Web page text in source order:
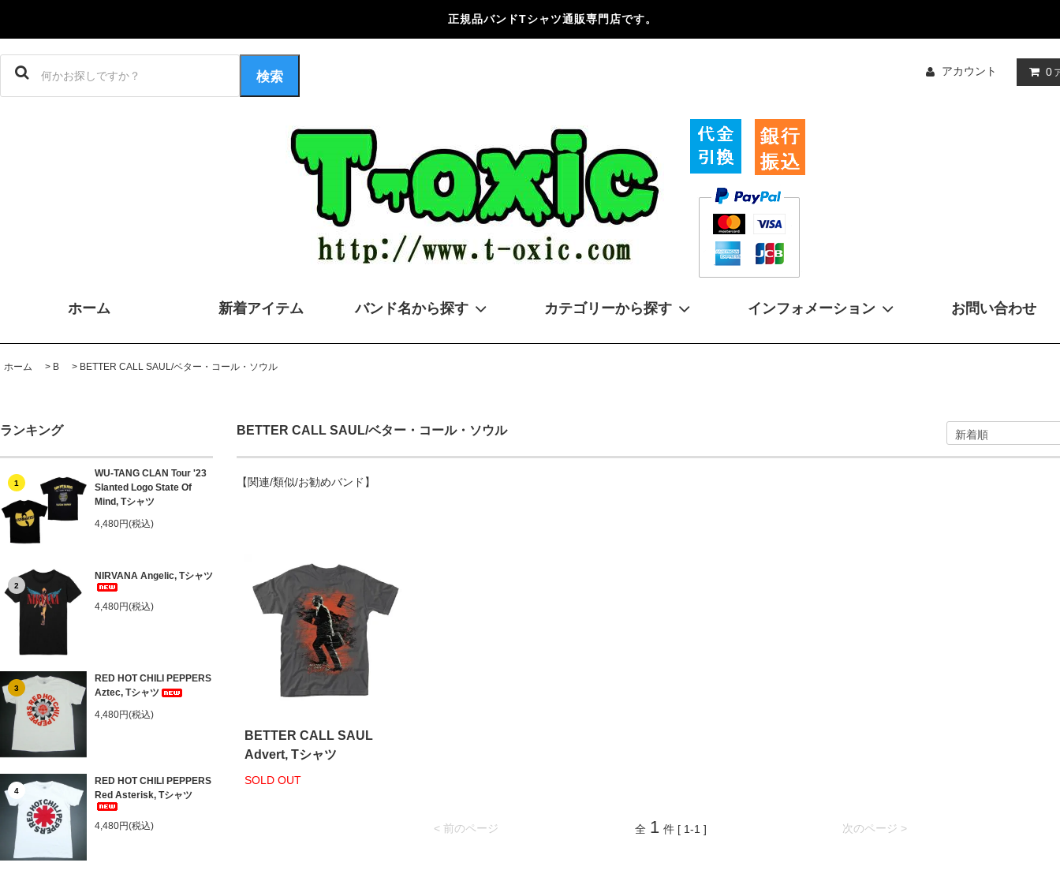
正規品バンドTシャツ通販専門店です。
検索 アカウント 0
ホーム 新着アイテム バンド名から探す カテゴリーから探す インフォメーション お問い合わせ
ホーム > B > BETTER CALL SAUL/ベター・コール・ソウル
ランキング
1
WU-TANG CLAN Tour '23
Slanted Logo State Of
Mind, Tシャツ
4,480円(税込)
2
NIRVANA Angelic, Tシャツ
4,480円(税込)
3
RED HOT CHILI PEPPERS
Aztec, Tシャツ
4,480円(税込)
4
RED HOT CHILI PEPPERS
Red Asterisk, Tシャツ
4,480円(税込)
BETTER CALL SAUL/ベター・コール・ソウル
【関連/類似/お勧めバンド】
BETTER CALL SAUL
Advert, Tシャツ
SOLD OUT
< 前のページ 次のページ >
全 1 件 [ 1-1 ]